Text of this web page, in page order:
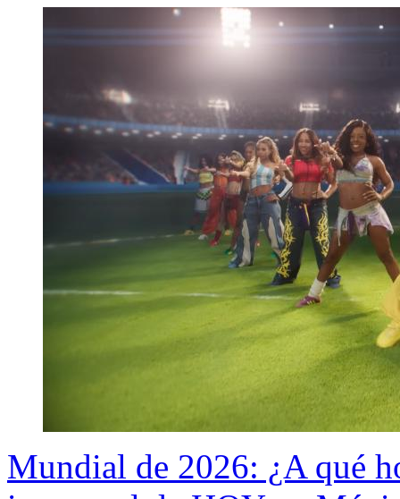
Mundial de 2026: ¿A qué